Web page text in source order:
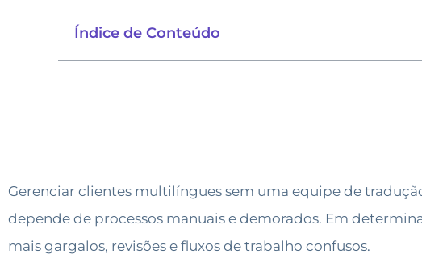
Índice de Conteúdo
Gerenciar clientes multilíngues sem uma equipe de
depende de processos manuais e demorados. Em
mais gargalos, revisões e fluxos de trabalho confusos.